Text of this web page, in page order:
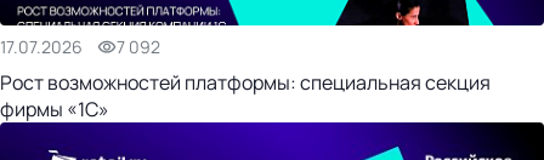
17.07.2026 7 092
Рост возможностей платформы: специальная секция
фирмы «1С»